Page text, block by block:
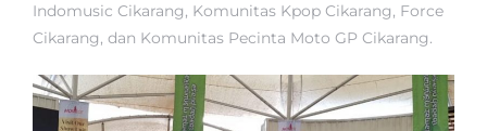
Indomusic Cikarang, Komunitas Kpop Cikarang, Force
Cikarang, dan Komunitas Pecinta Moto GP Cikarang.